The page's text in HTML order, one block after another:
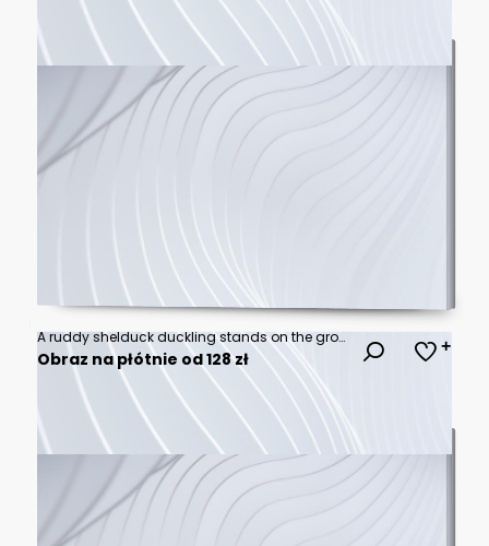
A ruddy shelduck duckling stands on the ground perpendicular to the camera lens between green leaves on a sunny summer evening.
Obraz na płótnie od 128 zł